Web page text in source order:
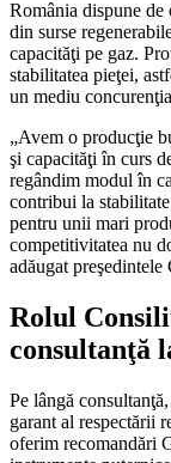
România dispune
din surse
capacităţi pe gaz.
stabilitatea pieţei,
un mediu
„Avem o producţie
şi capacităţi în curs
regândim modul în
contribui la
pentru unii mari
competitivitatea nu
adăugat
Rolul
consultanţă
Pe lângă
garant al respectării
oferim recomandări